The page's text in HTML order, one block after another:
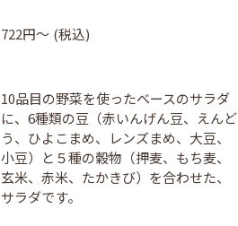
722円〜 (税込)
10品目の野菜を使ったベースのサラダ
に、6種類の豆（赤いんげん豆、えんど
う、ひよこまめ、レンズまめ、大豆、
小豆）と５種の穀物（押麦、もち麦、
玄米、赤米、たかきび）を合わせた、
サラダです。